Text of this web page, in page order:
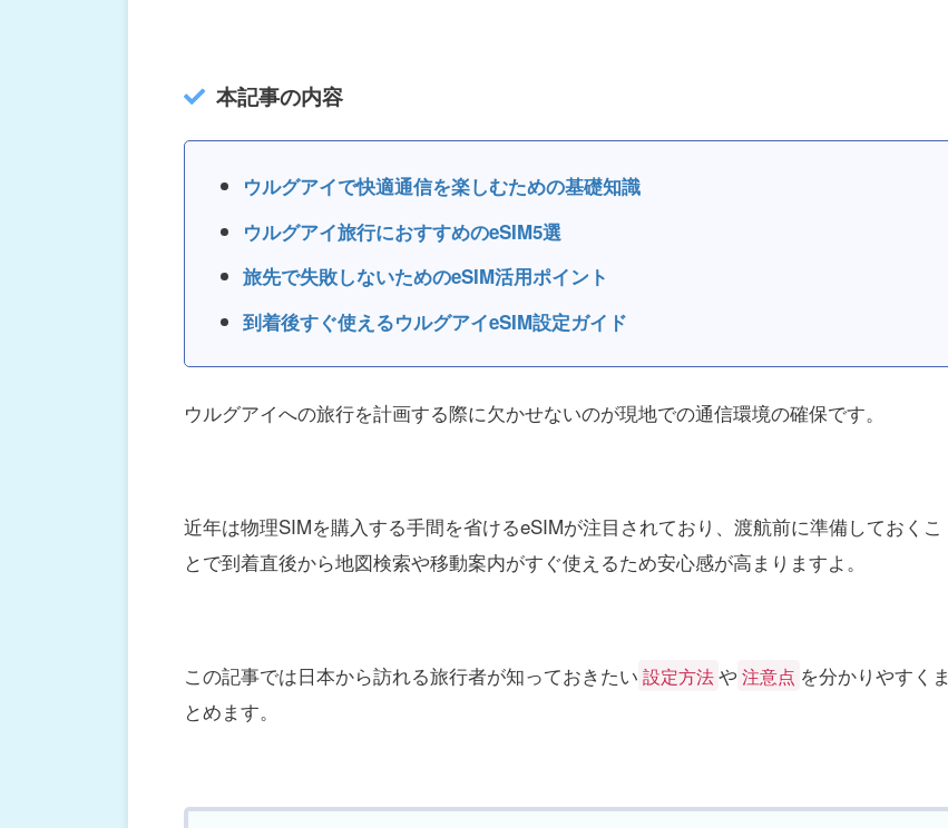
本記事の内容
ウルグアイで快適通信を楽しむための基礎知識
ウルグアイ旅行におすすめのeSIM5選
旅先で失敗しないためのeSIM活用ポイント
到着後すぐ使えるウルグアイeSIM設定ガイド
ウルグアイへの旅行を計画する際に欠かせないのが現地での通信環境の確保です。
近年は物理SIMを購入する手間を省けるeSIMが注目されており、渡航前に準備しておくこ
とで到着直後から地図検索や移動案内がすぐ使えるため安心感が高まりますよ。
この記事では日本から訪れる旅行者が知っておきたい 設定方法や 注意点 を分かりやすくま
とめます。